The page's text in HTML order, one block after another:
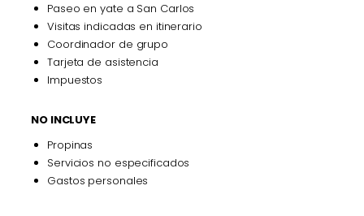
Paseo en yate a San Carlos
Visitas indicadas en itinerario
Coordinador de grupo
Tarjeta de asistencia
Impuestos
NO INCLUYE
Propinas
Servicios no especificados
Gastos personales